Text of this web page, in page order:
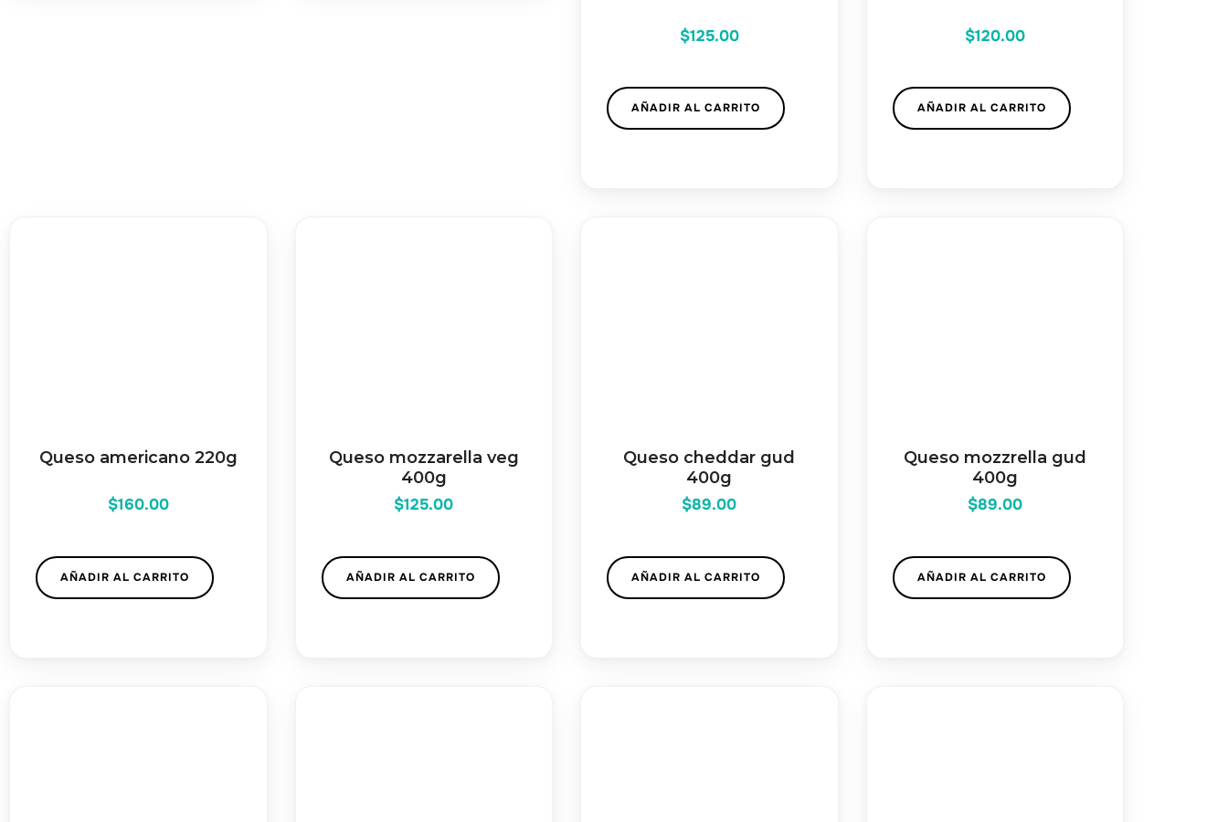
$125.00
AÑADIR AL CARRITO
$120.00
AÑADIR AL CARRITO
Queso americano 220g
$160.00
AÑADIR AL CARRITO
Queso mozzarella veg
400g
$125.00
AÑADIR AL CARRITO
Queso cheddar gud
400g
$89.00
AÑADIR AL CARRITO
Queso mozzrella gud
400g
$89.00
AÑADIR AL CARRITO